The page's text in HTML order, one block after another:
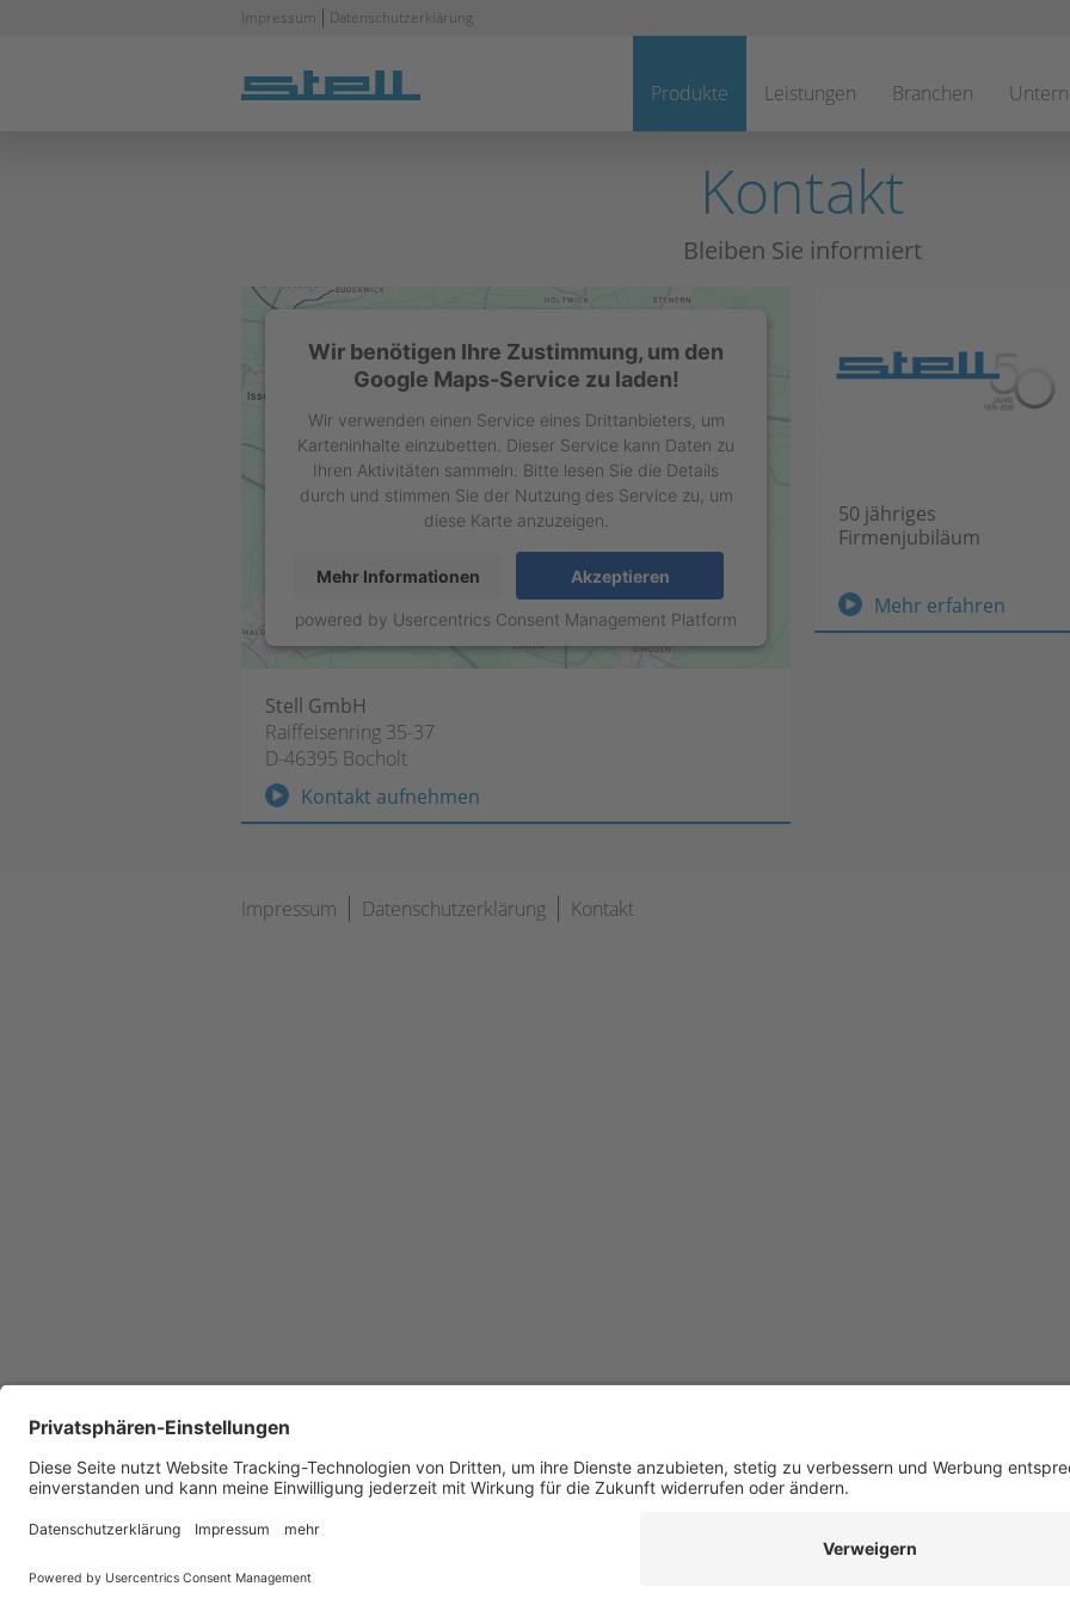
Produkte Leistungen Branchen
Navigation
Impressum Datenschutzerklärung
Kontakt
Bleiben Sie informiert
Wir benötigen Ihre Zustimmung, um den
Google Maps-Service zu laden!
Wir verwenden einen Service eines Drittanbieters, um
Karteninhalte einzubetten. Dieser Service kann Daten zu
Ihren Aktivitäten sammeln. Bitte lesen Sie die Details
durch und stimmen Sie der Nutzung des Service zu, um
diese Karte anzuzeigen.
Mehr Informationen Akzeptieren
powered by Usercentrics Consent Management Platform
Stell GmbH
Raiffeisenring 35-37
D-46395 Bocholt
Kontakt aufnehmen
50 jähriges
Firmenjubiläum
Mehr erfahren
Navigation
Impressum Datenschutzerklärung Kontakt